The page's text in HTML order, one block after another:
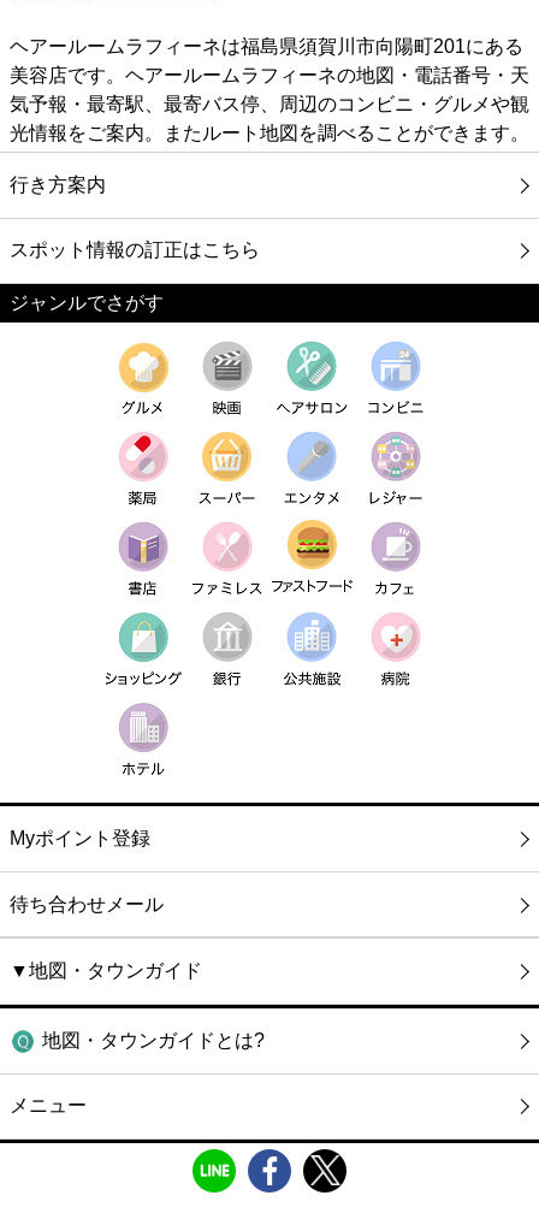
ヘアールームラフィーネは福島県須賀川市向陽町201にある
美容店です。ヘアールームラフィーネの地図・電話番号・天
気予報・最寄駅、最寄バス停、周辺のコンビニ・グルメや観
光情報をご案内。またルート地図を調べることができます。
行き方案内
スポット情報の訂正はこちら
ジャンルでさがす
Myポイント登録
待ち合わせメール
▼地図・タウンガイド
地図・タウンガイドとは?
メニュー